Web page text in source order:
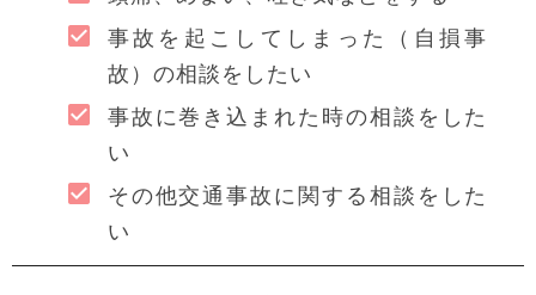
事故を起こしてしまった（自損事
故）の相談をしたい
事故に巻き込まれた時の相談をした
い
その他交通事故に関する相談をした
い